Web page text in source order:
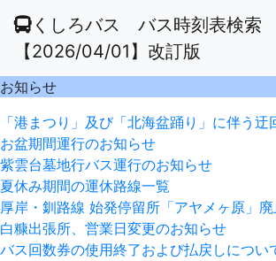
くしろバス バス時刻表検索
【2026/04/01】改訂版
お知らせ
「港まつり」及び「北海盆踊り」に伴う迂
お盆期間運行のお知らせ
紫雲台墓地行バス運行のお知らせ
夏休み期間の運休路線一覧
厚岸・釧路線 始発停留所「アヤメヶ原」
白糠出張所、営業日変更のお知らせ
バス回数券の使用終了および払戻しについ